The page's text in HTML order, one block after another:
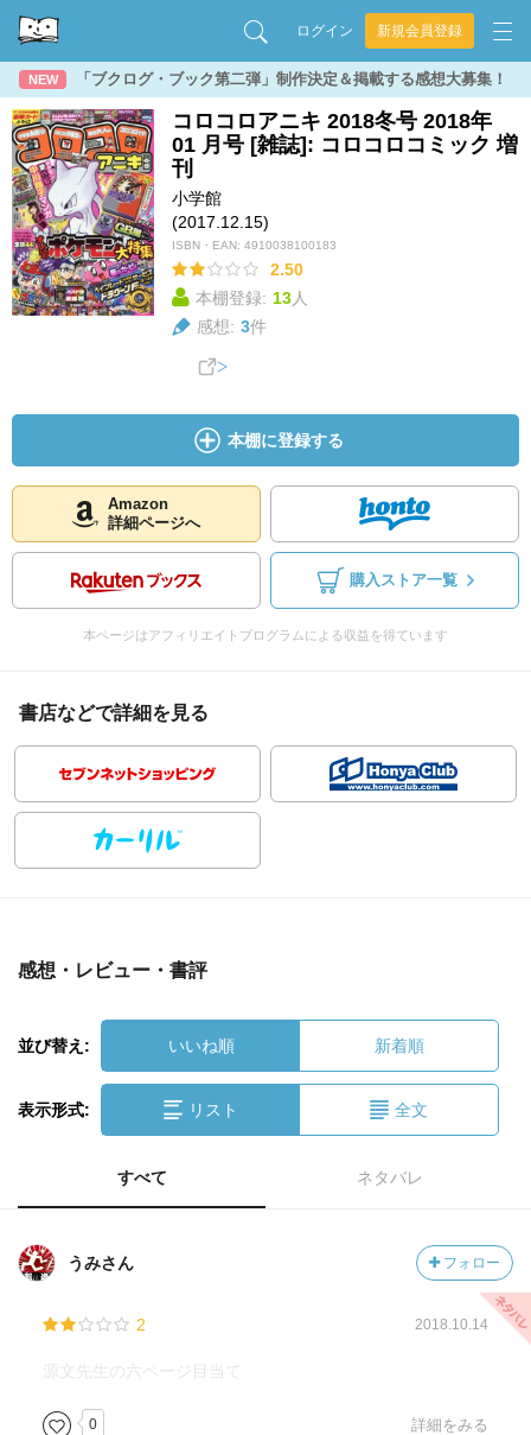
ログイン 新規会員登録
NEW 「ブクログ・ブック第二弾」制作決定＆掲載する感想大募集！
コロコロアニキ 2018冬号 2018年
01 月号 [雑誌]: コロコロコミック 増
刊
小学館
(2017.12.15)
ISBN・EAN: 4910038100183
2.50
本棚登録: 13人
感想: 3件
本棚に登録する
Amazon
詳細ページへ
購入ストア一覧
本ページはアフィリエイトプログラムによる収益を得ています
書店などで詳細を見る
感想・レビュー・書評
並び替え: いいね順 新着順
表示形式: リスト 全文
すべて ネタバレ
うみさん フォロー
2 2018.10.14
源文先生の六ページ目当て
0 詳細をみる